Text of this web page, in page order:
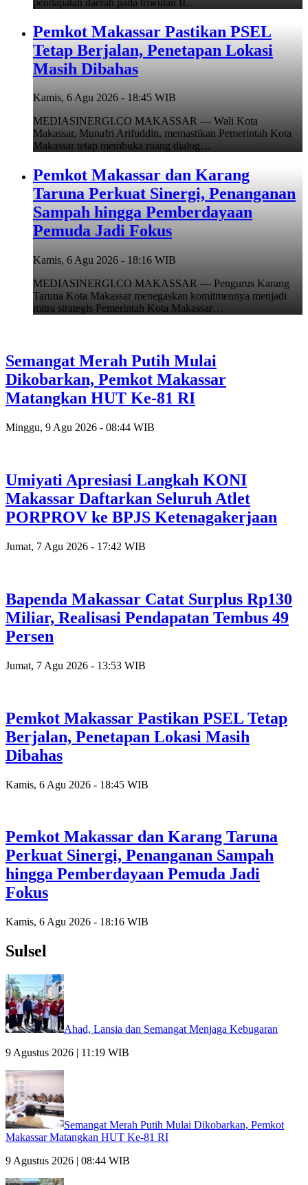
Pemkot Makassar Pastikan PSEL
Tetap Berjalan, Penetapan Lokasi
Masih Dibahas
Kamis, 6 Agu 2026 - 18:45 WIB
MEDIASINERGI.CO MAKASSAR — Wali Kota
Makassar, Munafri Arifuddin, memastikan Pemerintah Kota
Makassar tetap membuka ruang dialog…
Pemkot Makassar dan Karang
Taruna Perkuat Sinergi, Penanganan
Sampah hingga Pemberdayaan
Pemuda Jadi Fokus
Kamis, 6 Agu 2026 - 18:16 WIB
MEDIASINERGI.CO MAKASSAR — Pengurus Karang
Taruna Kota Makassar menegaskan komitmennya menjadi
mitra strategis Pemerintah Kota Makassar…
Semangat Merah Putih Mulai
Dikobarkan, Pemkot Makassar
Matangkan HUT Ke-81 RI
Minggu, 9 Agu 2026 - 08:44 WIB
Umiyati Apresiasi Langkah KONI
Makassar Daftarkan Seluruh Atlet
PORPROV ke BPJS Ketenagakerjaan
Jumat, 7 Agu 2026 - 17:42 WIB
Bapenda Makassar Catat Surplus Rp130
Miliar, Realisasi Pendapatan Tembus 49
Persen
Jumat, 7 Agu 2026 - 13:53 WIB
Pemkot Makassar Pastikan PSEL Tetap
Berjalan, Penetapan Lokasi Masih
Dibahas
Kamis, 6 Agu 2026 - 18:45 WIB
Pemkot Makassar dan Karang Taruna
Perkuat Sinergi, Penanganan Sampah
hingga Pemberdayaan Pemuda Jadi
Fokus
Kamis, 6 Agu 2026 - 18:16 WIB
Sulsel
Ahad, Lansia dan Semangat Menjaga Kebugaran
9 Agustus 2026 | 11:19 WIB
Semangat Merah Putih Mulai Dikobarkan, Pemkot
Makassar Matangkan HUT Ke-81 RI
9 Agustus 2026 | 08:44 WIB